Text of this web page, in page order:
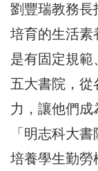
劉豐瑞教務長
培育的生活素
是有固定規範
五大書院，
力，讓他們成
「明志科大
培養學生勤勞